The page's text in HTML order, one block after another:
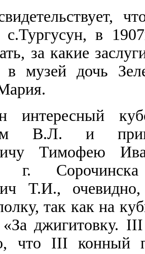
с.Тургусун, в
за какие
музей дочь
интересный
В.Л. и
Тимофею
г.
Т.И.,
так как на
джигитовку.
что III конный